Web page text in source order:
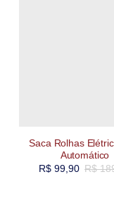
Saca Rolhas
Automático
R$
R$99,90